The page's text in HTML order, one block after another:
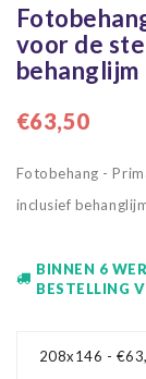
voor de
behanglijm
€63,50
Fotobehang -
inclusief
BINNEN 6
BESTELLING
208x146 -